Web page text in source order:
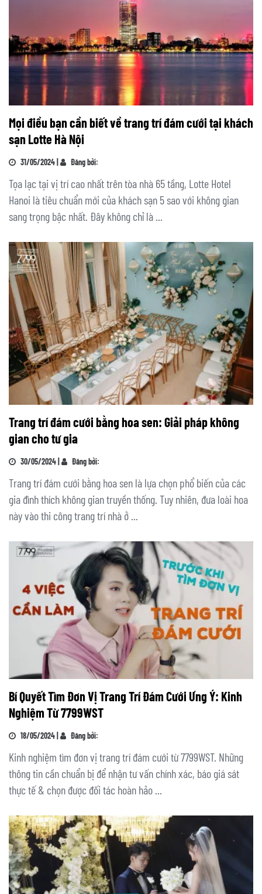
Mọi điều bạn cần biết về trang trí đám cưới tại khách
sạn Lotte Hà Nội
31/05/2024 | Đăng bởi:
Tọa lạc tại vị trí cao nhất trên tòa nhà 65 tầng, Lotte Hotel
Hanoi là tiêu chuẩn mới của khách sạn 5 sao với không gian
sang trọng bậc nhất. Đây không chỉ là ...
Trang trí đám cưới bằng hoa sen: Giải pháp không
gian cho tư gia
30/05/2024 | Đăng bởi:
Trang trí đám cưới bằng hoa sen là lựa chọn phổ biến của các
gia đình thích không gian truyền thống. Tuy nhiên, đưa loài hoa
này vào thi công trang trí nhà ở ...
Bí Quyết Tìm Đơn Vị Trang Trí Đám Cưới Ưng Ý: Kinh
Nghiệm Từ 7799WST
18/05/2024 | Đăng bởi:
Kinh nghiệm tìm đơn vị trang trí đám cưới từ 7799WST. Những
thông tin cần chuẩn bị để nhận tư vấn chính xác, báo giá sát
thực tế & chọn được đối tác hoàn hảo ...